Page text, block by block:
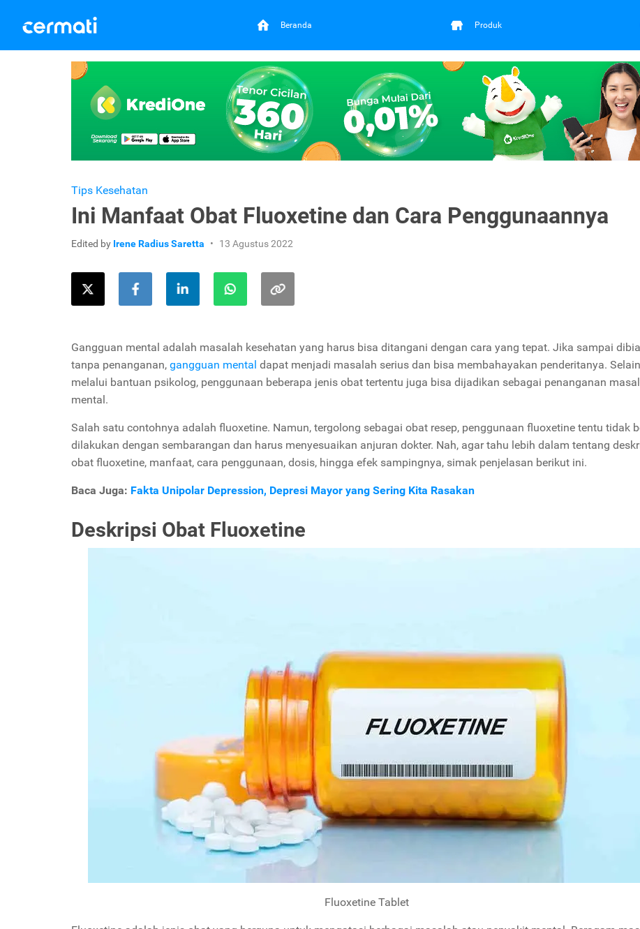
Beranda Produk
Tips Kesehatan
Ini Manfaat Obat Fluoxetine dan Cara Penggunaannya
Edited by Irene Radius Saretta 13 Agustus 2022
Gangguan mental adalah masalah kesehatan yang harus bisa ditangani dengan cara yang tepat. Jika sampai
tanpa penanganan, gangguan mental dapat menjadi masalah serius dan bisa membahayakan penderitanya. Selain
melalui bantuan psikolog, penggunaan beberapa jenis obat tertentu juga bisa dijadikan sebagai penanganan
mental.
Salah satu contohnya adalah fluoxetine. Namun, tergolong sebagai obat resep, penggunaan fluoxetine tentu tidak
dilakukan dengan sembarangan dan harus menyesuaikan anjuran dokter. Nah, agar tahu lebih dalam tentang
obat fluoxetine, manfaat, cara penggunaan, dosis, hingga efek sampingnya, simak penjelasan berikut ini.
Baca Juga: Fakta Unipolar Depression, Depresi Mayor yang Sering Kita Rasakan
Deskripsi Obat Fluoxetine
Fluoxetine Tablet